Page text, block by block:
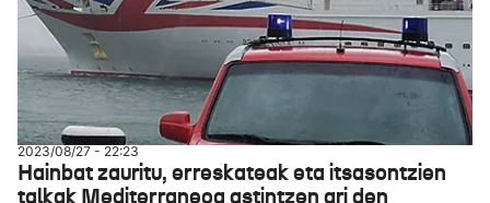
2023/08/27 - 22:23
Hainbat zauritu, erreskateak eta itsasontzien
talkak Mediterraneoa astintzen ari den